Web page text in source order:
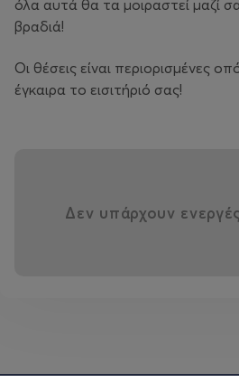
όλα αυτά θα τα μοιραστεί μαζί
βραδιά!
Οι θέσεις είναι περιορισμένες
έγκαιρα το εισιτήριό σας!
Δεν υπάρχουν